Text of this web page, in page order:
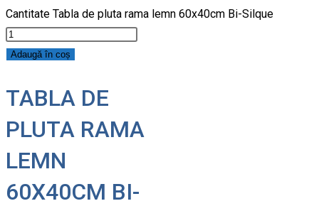
Cantitate Tabla de pluta rama lemn 60x40cm Bi-Silque
Adaugă în coș
TABLA DE
PLUTA RAMA
LEMN
60X40CM BI-